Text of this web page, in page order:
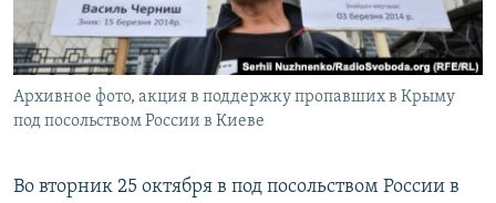
КРЫМ.НЕПОКОРЕННЫЙ
ELIFBE
УКРАИНСКАЯ ПРОБЛЕМА КРЫМА
Все сайты RFE/RL
Архивное фото, акция в поддержку пропавших в Крыму
под посольством России в Киеве
Во вторник 25 октября в под посольством России в